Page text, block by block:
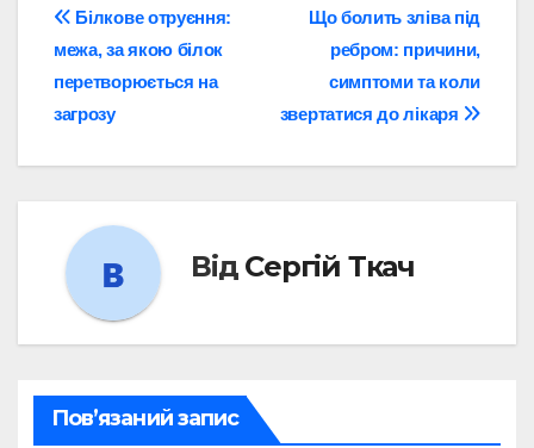
Навігація
записів
Що болить зліва під
ребром: причини,
симптоми та коли
звертатися до лікаря
Білкове отруєння:
межа, за якою білок
перетворюється на
загрозу
Від Сергій Ткач
Пов’язаний запис